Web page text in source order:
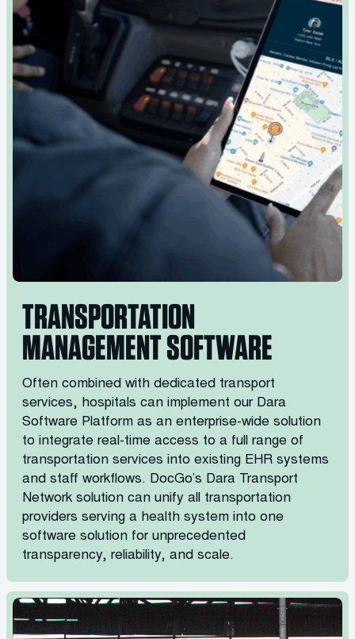
TRANSPORTATION
MANAGEMENT SOFTWARE
Often combined with dedicated transport
services, hospitals can implement our Dara
Software Platform as an enterprise-wide solution
to integrate real-time access to a full range of
transportation services into existing EHR systems
and staff workflows. DocGo’s Dara Transport
Network solution can unify all transportation
providers serving a health system into one
software solution for unprecedented
transparency, reliability, and scale.